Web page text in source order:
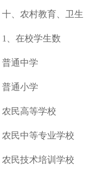
十、农村教育、卫生
1、在校学生数
普通中学
普通小学
农民高等学校
农民中等专业学校
农民技术培训学校